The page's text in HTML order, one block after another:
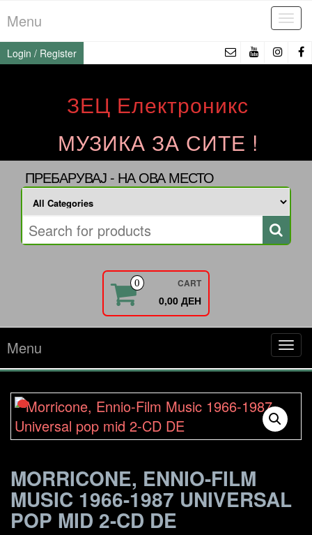
to
the
content
Menu
Login / Register
ЗЕЦ Електроникс
МУЗИКА ЗА СИТЕ !
ПРЕБАРУВАЈ - НА ОВА МЕСТО
0 CART
0,00 ДЕН
Menu
MORRICONE, ENNIO-FILM
MUSIC 1966-1987 UNIVERSAL
POP MID 2-CD DE